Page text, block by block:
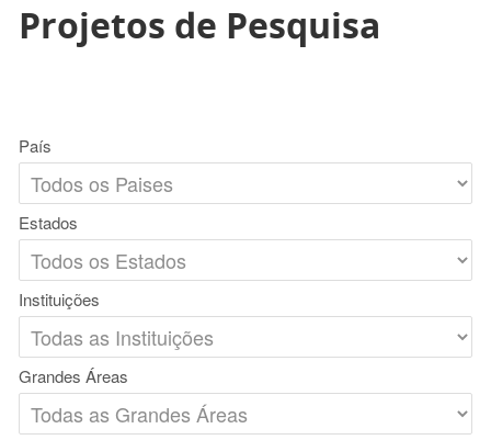
Projetos de Pesquisa
País
Estados
Instituições
Grandes Áreas